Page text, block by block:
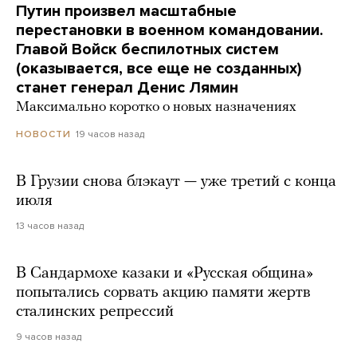
Путин произвел масштабные
перестановки в военном командовании.
Главой Войск беспилотных систем
(оказывается, все еще не созданных)
станет генерал Денис Лямин
Максимально коротко о новых назначениях
НОВОСТИ 19 часов назад
В Грузии снова блэкаут — уже третий с конца
июля
13 часов назад
В Сандармохе казаки и «Русская община»
попытались сорвать акцию памяти жертв
сталинских репрессий
9 часов назад